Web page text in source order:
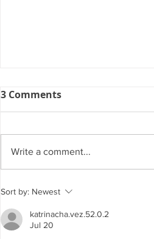
A Few Nifty Features of
3 Comments
Write a comment...
Sort by: Newest
katrinacha.vez.52.0.2
Jul 20